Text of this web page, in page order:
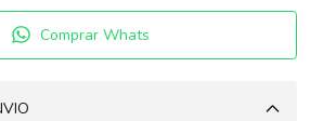
Comprar Whats